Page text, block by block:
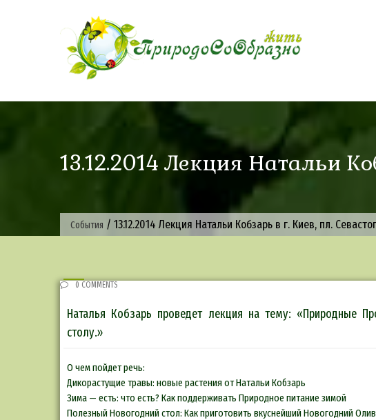
13.12.2014 Лекция Натальи
События / 13.12.2014 Лекция Натальи Кобзарь в г. Киев, пл.
0 COMMENTS
Наталья Кобзарь проведет лекция на тему: «Природные
столу.»
О чем пойдет речь:
Дикорастущие травы: новые растения от Натальи Кобзарь
Зима — есть: что есть? Как поддерживать Природное питание зимой
Полезный Новогодний стол: Как приготовить вкуснейший Новогодний